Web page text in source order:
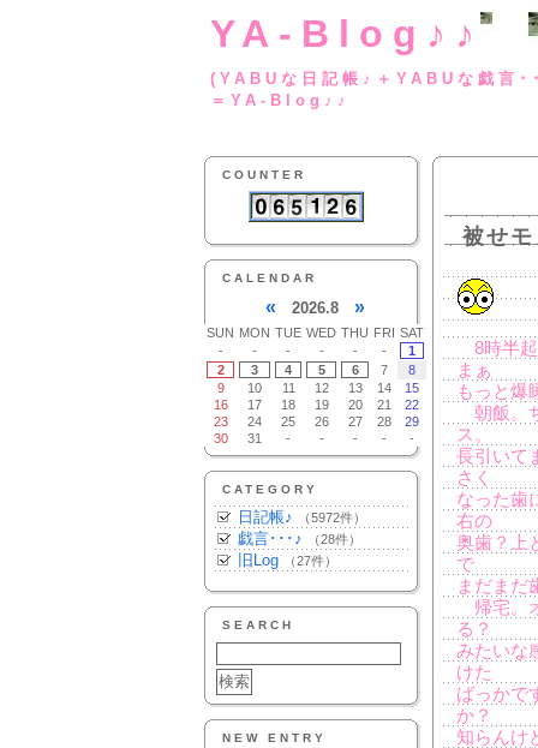
YA-Blog♪♪
(YABUな日記帳♪
＝YA-Blog♪♪
COUNTER
CALENDAR
« 2026.8 »
SUN MON TUE WED THU FRI SAT
-
- - - - -
1
2
3 4 5 6 7
8
9
10 11 12 13 14
15
16
17 18 19 20 21
22
23
24 25 26 27 28
29
30
31 - - - - -
CATEGORY
日記帳♪ （5972件）
戯言･･･♪ （28件）
旧Log （27件）
SEARCH
NEW ENTRY
被せ
8時半起
まぁ
もっと爆
朝飯。
ス。
長引いて
さく
なった歯
右の
奥歯？上
で
まだまだ
帰宅。
る？
みたいな
けた
ばっかで
か？
知らんけ